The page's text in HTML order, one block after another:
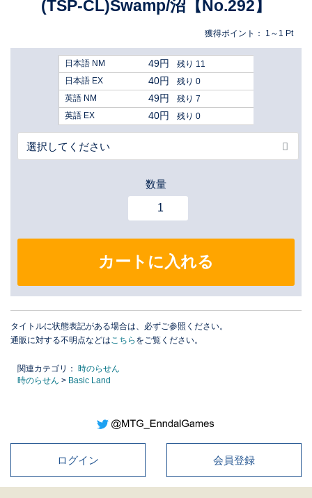
(TSP-CL)Swamp/沼【No.292】
獲得ポイント： 1～1 Pt
日本語 NM 49円
残り 11
日本語 EX
40円
残り 0
英語 NM
49円
残り 7
英語 EX
40円 残り 0
数量
カートに入れる
タイトルに状態表記がある場合は、必ずご参照ください。
通販に対する不明点などは こちら をご覧ください。
関連カテゴリ： 時のらせん
時のらせん > Basic Land
ログイン 会員登録